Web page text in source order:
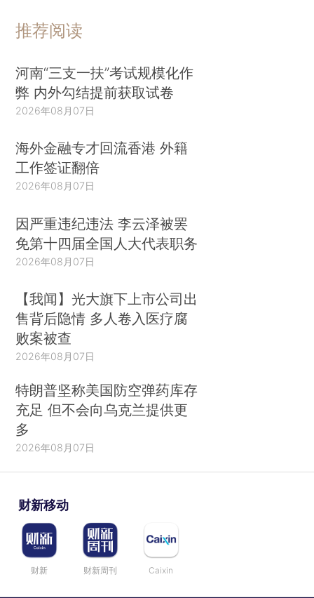
推荐阅读
河南“三支一扶”考试规模化作
弊 内外勾结提前获取试卷
2026年08月07日
海外金融专才回流香港 外籍
工作签证翻倍
2026年08月07日
因严重违纪违法 李云泽被罢
免第十四届全国人大代表职务
2026年08月07日
【我闻】光大旗下上市公司出
售背后隐情 多人卷入医疗腐
败案被查
2026年08月07日
特朗普坚称美国防空弹药库存
充足 但不会向乌克兰提供更
多
2026年08月07日
财新移动
财新 财新周刊 Caixin